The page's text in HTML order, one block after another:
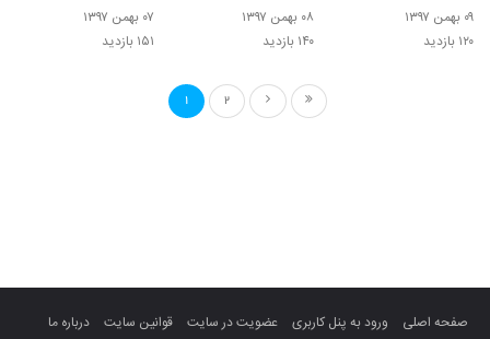
۰۹ بهمن ۱۳۹۷
۱۲۰ بازدید
۰۸ بهمن ۱۳۹۷
۱۴۰ بازدید
3dMax
۰۷ بهمن ۱۳۹۷
۱۵۱ بازدید
1 2
صفحه اصلی ورود به پنل کاربری عضویت در سایت قوانین سایت
درباره ما